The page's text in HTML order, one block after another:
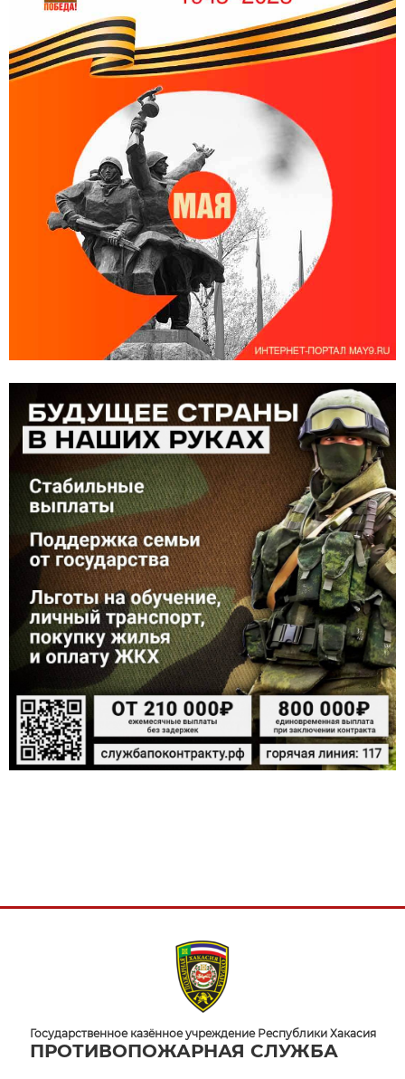
Государственное казённое учреждение Республики Хакасия
ПРОТИВОПОЖАРНАЯ СЛУЖБА